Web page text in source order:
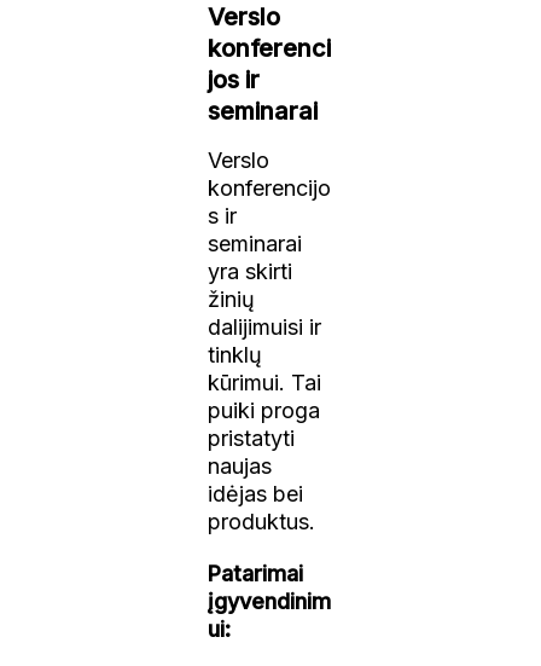
Verslo
konferenci
jos ir
seminarai
Verslo
konferencijo
s ir
seminarai
yra skirti
žinių
dalijimuisi ir
tinklų
kūrimui. Tai
puiki proga
pristatyti
naujas
idėjas bei
produktus.
Patarimai
įgyvendinim
ui: